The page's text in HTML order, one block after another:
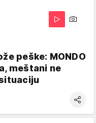
peške: MONDO
meštani ne